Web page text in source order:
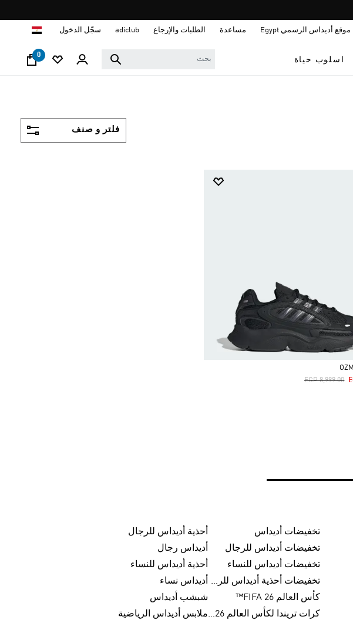
موقع أديداس الرسمي Egypt مساعدة الطلبات والإرجاع adiclub سجّل الدخول
اسلوب حياة
0
فلتر و صنف
Price Reduced
EGP 8,999.00To
تخفيضات أديداس
أحذية أديداس للرجال
تخفيضات أديداس للرجال
أديداس رجال
تخفيضات أديداس للنساء
أحذية أديداس للنساء
تخفيضات أحذية أديداس للرجال أديداس نساء
كأس العالم FIFA 26™
شبشب أديداس
كرات تريندا لكأس العالم FIFA 26™ملابس أديداس الرياضية